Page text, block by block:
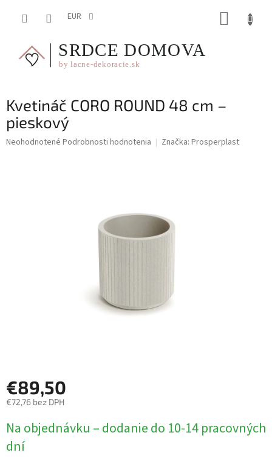
EUR
Kvetináč CORO ROUND 48 cm –
pieskový
Priemerné
Neohodnotené Podrobnosti hodnotenia Značka: Prosperplast
€89,50
€72,76 bez DPH
cena:
Na objednávku – dodanie do 10-14 pracovných
dní